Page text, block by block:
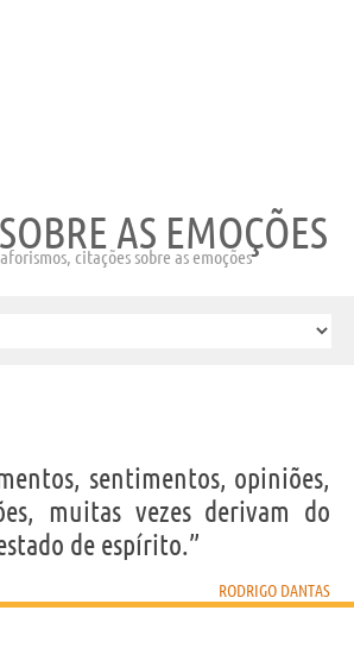
AS EMOÇÕES
citações sobre as emoções
sentimentos, opiniões,
muitas vezes derivam do
de espírito.”
RODRIGO DANTAS